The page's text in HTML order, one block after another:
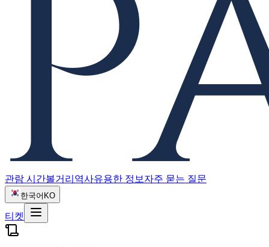
관람 시간볼거리 역사유용한 정보 자주 묻는 질문
한국어 KO
티켓